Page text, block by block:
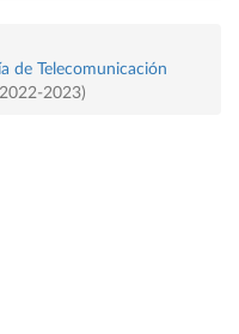
de Telecomunicación
2023)